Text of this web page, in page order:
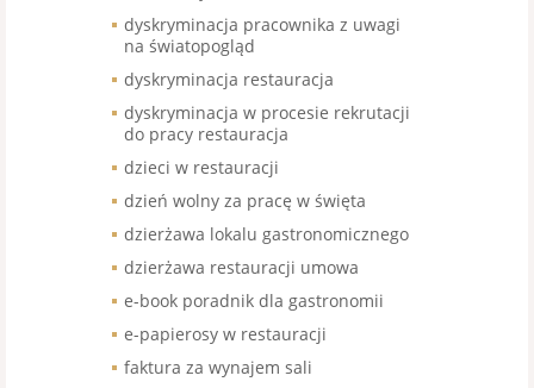
dyskryminacja pracownika z uwagi
na światopogląd
dyskryminacja restauracja
dyskryminacja w procesie rekrutacji
do pracy restauracja
dzieci w restauracji
dzień wolny za pracę w święta
dzierżawa lokalu gastronomicznego
dzierżawa restauracji umowa
e-book poradnik dla gastronomii
e-papierosy w restauracji
faktura za wynajem sali